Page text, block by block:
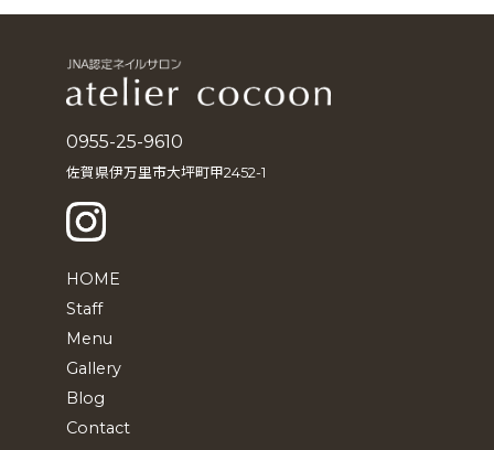
0955-25-9610
佐賀県伊万里市大坪町甲2452-1
HOME
Staff
Menu
Gallery
Blog
Contact